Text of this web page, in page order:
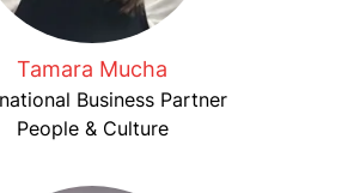
Tamara Mucha
Business Partner
People & Culture